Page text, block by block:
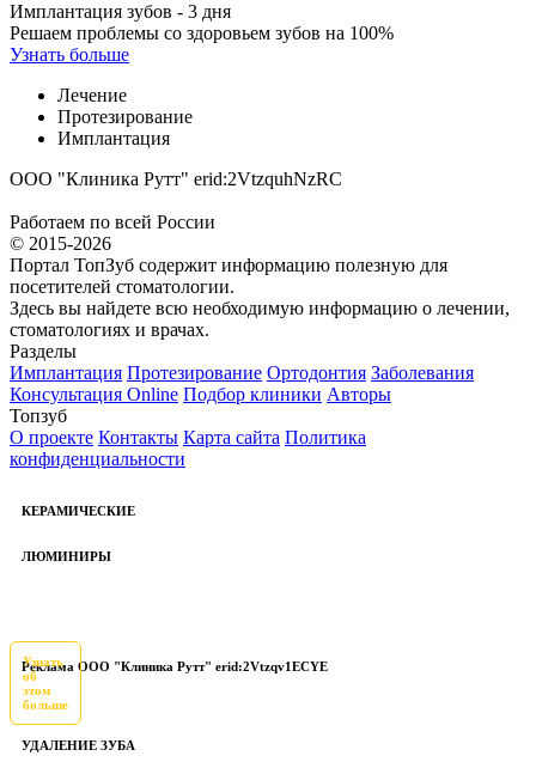
Имплантация зубов - 3 дня
Решаем проблемы со здоровьем зубов на 100%
Узнать больше
Лечение
Протезирование
Имплантация
ООО "Клиника Рутт" erid:2VtzquhNzRC
Работаем по всей России
© 2015-2026
Портал ТопЗуб содержит информацию полезную для
посетителей стоматологии.
Здесь вы найдете всю необходимую информацию о лечении,
стоматологиях и врачах.
Разделы
Имплантация Протезирование Ортодонтия Заболевания
Консультация Online Подбор клиники Авторы
Топзуб
О проекте Контакты Карта сайта Политика
конфиденциальности
КЕРАМИЧЕСКИЕ
ЛЮМИНИРЫ
Реклама ООО "Клиника Рутт" erid:2Vtzqv1ECYE
Узнать
об
этом
больше
УДАЛЕНИЕ ЗУБА